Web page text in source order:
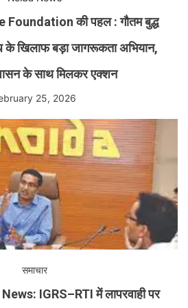
की पहल : गौतम बुद्ध
के खिलाफ बड़ा जागरूकता अभियान,
के साथ मिलकर एक्शन
25, 2026
समाचार
IGRS–RTI में लापरवाही पर